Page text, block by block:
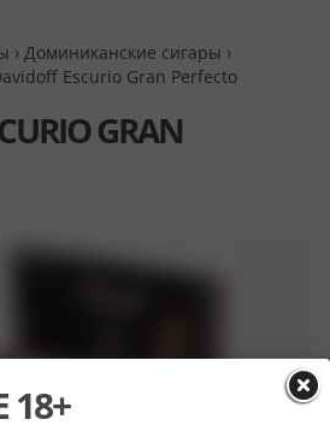
› Доминиканские сигары ›
Escurio Gran Perfecto
GRAN